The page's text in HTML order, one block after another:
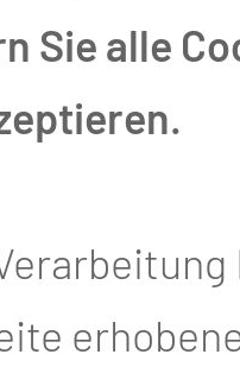
LAUSITZ
Sie alle